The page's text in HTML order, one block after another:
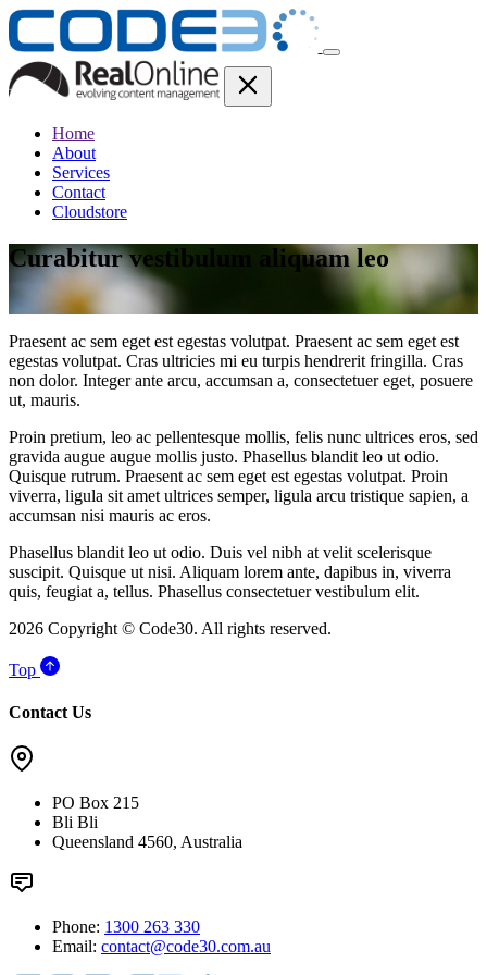
Home
About
Services
Contact
Cloudstore
Curabitur vestibulum aliquam leo
Praesent ac sem eget est egestas volutpat. Praesent ac sem eget est
egestas volutpat. Cras ultricies mi eu turpis hendrerit fringilla. Cras
non dolor. Integer ante arcu, accumsan a, consectetuer eget, posuere
ut, mauris.
Proin pretium, leo ac pellentesque mollis, felis nunc ultrices eros, sed
gravida augue augue mollis justo. Phasellus blandit leo ut odio.
Quisque rutrum. Praesent ac sem eget est egestas volutpat. Proin
viverra, ligula sit amet ultrices semper, ligula arcu tristique sapien, a
accumsan nisi mauris ac eros.
Phasellus blandit leo ut odio. Duis vel nibh at velit scelerisque
suscipit. Quisque ut nisi. Aliquam lorem ante, dapibus in, viverra
quis, feugiat a, tellus. Phasellus consectetuer vestibulum elit.
2026 Copyright © Code30. All rights reserved.
Top
Contact Us
PO Box 215
Bli Bli
Queensland 4560, Australia
Phone: 1300 263 330
Email: contact@code30.com.au